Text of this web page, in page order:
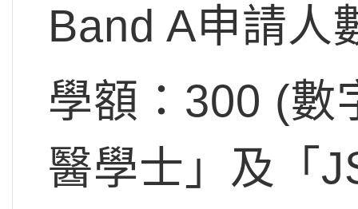
Band A申請人
學額：300 (數
醫學士」及「